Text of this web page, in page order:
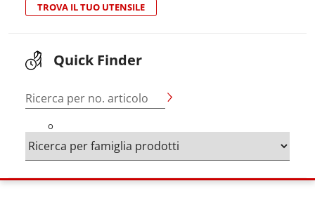
TROVA IL TUO UTENSILE
Quick Finder
Ricerca per no. articolo
o